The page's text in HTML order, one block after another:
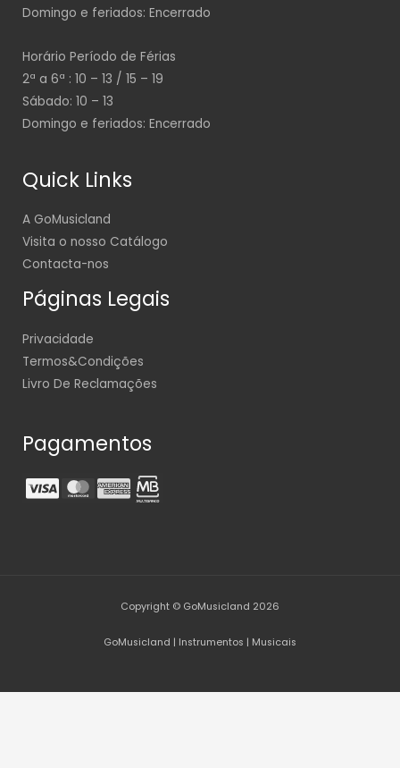
Domingo e feriados: Encerrado
Horário Período de Férias
2ª a 6ª : 10 – 13 / 15 – 19
Sábado: 10 – 13
Domingo e feriados: Encerrado
Quick Links
A GoMusicland
Visita o nosso Catálogo
Contacta-nos
Páginas Legais
Privacidade
Termos&Condições
Livro De Reclamações
Pagamentos
Copyright © GoMusicland 2026
GoMusicland | Instrumentos | Musicais